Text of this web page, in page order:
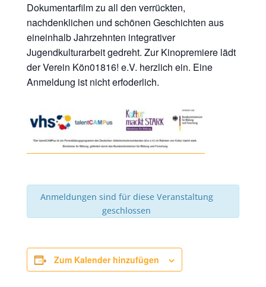
Dokumentarfilm zu all den verrückten,
nachdenklichen und schönen Geschichten aus
eineinhalb Jahrzehnten integrativer
Jugendkulturarbeit gedreht. Zur Kinopremiere lädt
der Verein Kön01816! e.V. herzlich ein. Eine
Anmeldung ist nicht erfoderlich.
Anmeldungen sind für diese Veranstaltung
geschlossen
Zum Kalender hinzufügen